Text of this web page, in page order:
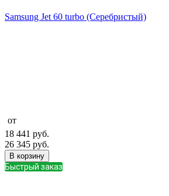
Samsung Jet 60 turbo (Серебристый)
от
18 441 руб.
26 345 руб.
В корзину
Быстрый заказ